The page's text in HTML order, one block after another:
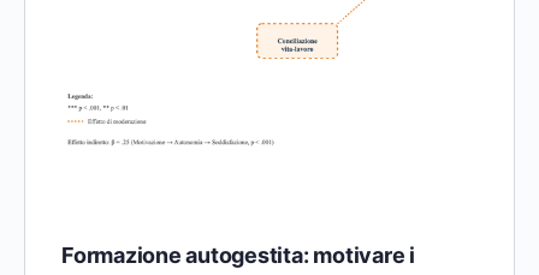
Formazione autogestita: motivare i